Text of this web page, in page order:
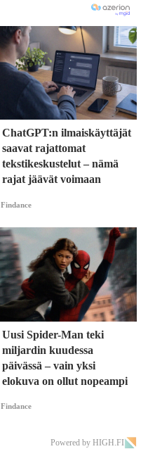
ChatGPT:n ilmaiskäyttäjät
saavat rajattomat
tekstikeskustelut – nämä
rajat jäävät voimaan
Findance
Uusi Spider-Man teki
miljardin kuudessa
päivässä – vain yksi
elokuva on ollut nopeampi
Findance
Powered by HIGH.FI